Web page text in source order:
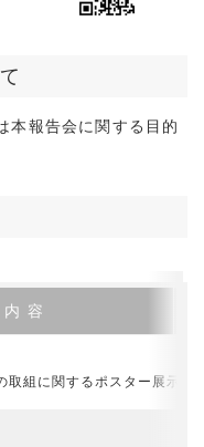
本報告会に関する目的
内 容
組に関するポスター展示を